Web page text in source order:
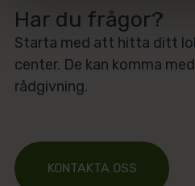
Har du frågor?
Starta med att hitta ditt
center. De kan komma
rådgivning.
KONTAKTA OSS